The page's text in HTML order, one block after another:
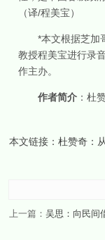
（译/程美宝）
*本文根据芝加
教授程美宝进行录
作主办。
作者简介：杜
本文链接： 杜赞奇：
上一篇： 吴思：向民间